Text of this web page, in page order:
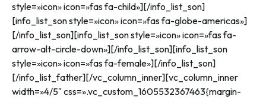
style=»icon» icon=»fas fa-child»][/info_list_son]
[info_list_son style=»icon» icon=»fas fa-globe-americas»]
[/info_list_son][info_list_son style=»icon» icon=»fas fa-
arrow-alt-circle-down»][/info_list_son][info_list_son
style=»icon» icon=»fas fa-female»][/info_list_son]
[/info_list_father][/vc_column_inner][vc_column_inner
width=»4/5″ css=».vc_custom_1605532367463{margin-